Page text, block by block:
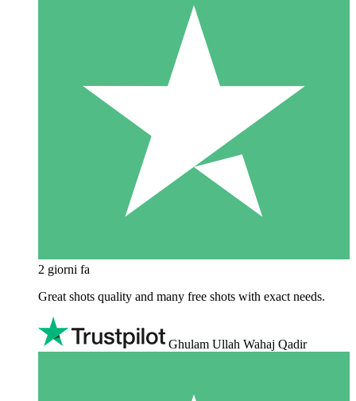
2 giorni fa
Great shots quality and many free shots with exact needs.
Ghulam Ullah Wahaj Qadir